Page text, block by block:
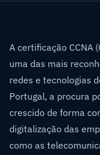
A certificação CCNA
uma das mais
redes e tecnologias
Portugal, a procura
crescido de forma
digitalização das
como as